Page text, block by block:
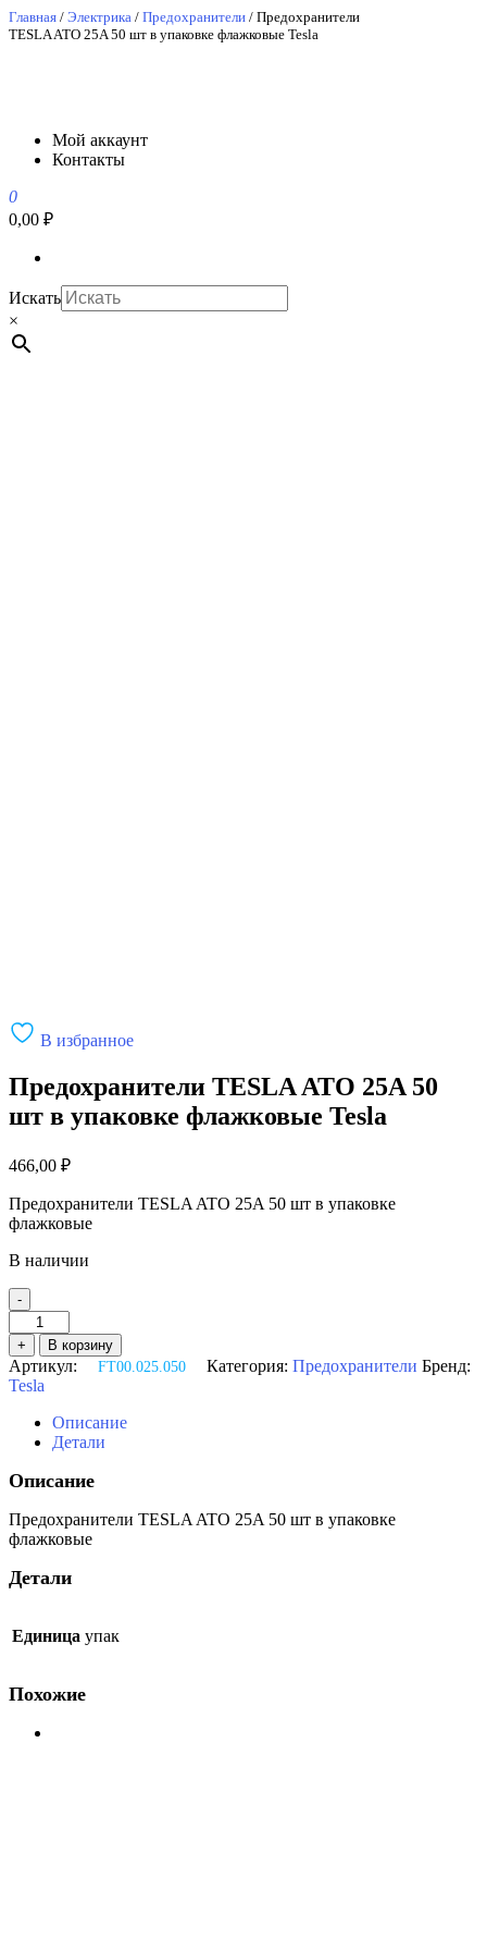
Перейти
к
Главная / Электрика / Предохранители / Предохранители
TESLA ATO 25A 50 шт в упаковке флажковые Tesla
АвтоСпецЮг
АвтоСпецЮг автозапчасти оптом и в розницу
Мой аккаунт
Контакты
0
0,00 ₽
Искать
×
В избранное
Предохранители TESLA ATO 25A 50
шт в упаковке флажковые Tesla
466,00 ₽
Предохранители TESLA ATO 25A 50 шт в упаковке
флажковые
В наличии
-
Количество
товара
Предохранители
TESLA
ATO
25A
в
флажковые
Tesla
+ В корзину
Артикул: FT00.025.050 Категория: Предохранители Бренд:
Tesla
Описание
Детали
Описание
Предохранители TESLA ATO 25A 50 шт в упаковке
флажковые
Детали
Единица упак
Похожие